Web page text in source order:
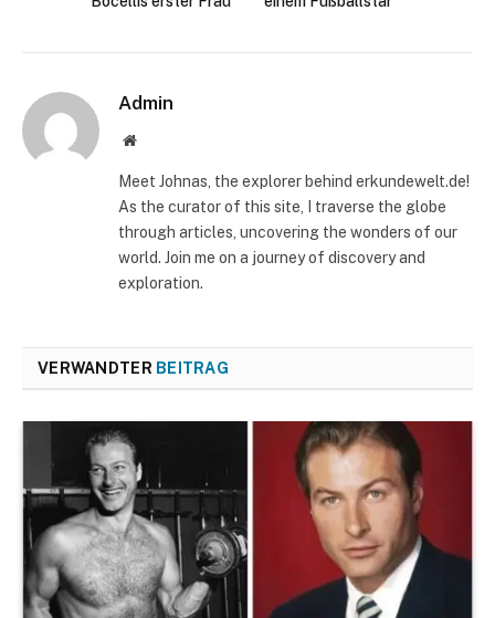
Admin
Website
Meet Johnas, the explorer behind erkundewelt.de!
As the curator of this site, I traverse the globe
through articles, uncovering the wonders of our
world. Join me on a journey of discovery and
exploration.
VERWANDTER BEITRAG